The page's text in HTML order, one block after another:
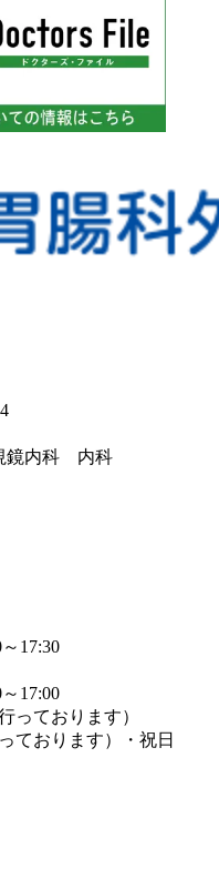
鏡内科 内科
17:30
17:00
っております）
ております）・祝日